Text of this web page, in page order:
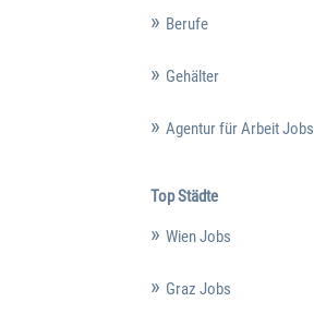
Berufe
Gehälter
Agentur für Arbeit Jobs
Top Städte
Wien Jobs
Graz Jobs